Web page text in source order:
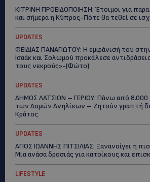
ΚΙΤΡΙΝΗ ΠΡΟΕΙΔΟΠΟΙΗΣΗ: Έτοιμοι για
και σήμερα η Κύπρος-Πότε θα τεθεί σε
UPDATES
ΦΕΙΔΙΑΣ ΠΑΝΑΓΙΩΤΟΥ: Η εμφάνισή του
Ισαάκ και Σολωμού προκάλεσε
τους νεκρούς»-(Φώτο)
UPDATES
ΔΗΜΟΣ ΛΑΤΣΙΩΝ – ΓΕΡΙΟΥ: Πάνω από
των Δομών Ανηλίκων – Ζητούν γραπτή
Κράτος
UPDATES
ΑΓΙΟΣ ΙΩΑΝΝΗΣ ΠΙΤΣΙΛΙΑΣ: Ξανανοίγει η
Μια ανάσα δροσιάς για κατοίκους και
LIFESTYLE